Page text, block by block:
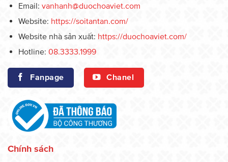
Email: vanhanh@duochoaviet.com
Website: https://soitantan.com/
Website nhà sản xuất: https://duochoaviet.com/
Hotline: 08.3333.1999
Fanpage Chanel
Chính sách